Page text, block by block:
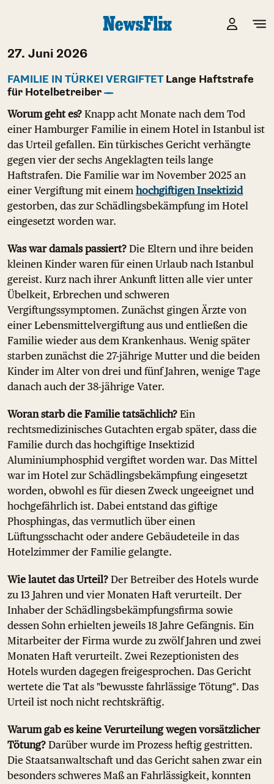
27. Juni 2026
FAMILIE IN TÜRKEI VERGIFTETLange Haftstrafe
für Hotelbetreiber
Worum geht es? Knapp acht Monate nach dem Tod
einer Hamburger Familie in einem Hotel in Istanbul ist
das Urteil gefallen. Ein türkisches Gericht verhängte
gegen vier der sechs Angeklagten teils lange
Haftstrafen. Die Familie war im November 2025 an
einer Vergiftung mit einem hochgiftigen Insektizid
gestorben, das zur Schädlingsbekämpfung im Hotel
eingesetzt worden war.
Was war damals passiert? Die Eltern und ihre beiden
kleinen Kinder waren für einen Urlaub nach Istanbul
gereist. Kurz nach ihrer Ankunft litten alle vier unter
Übelkeit, Erbrechen und schweren
Vergiftungssymptomen. Zunächst gingen Ärzte von
einer Lebensmittelvergiftung aus und entließen die
Familie wieder aus dem Krankenhaus. Wenig später
starben zunächst die 27-jährige Mutter und die beiden
Kinder im Alter von drei und fünf Jahren, wenige Tage
danach auch der 38-jährige Vater.
Woran starb die Familie tatsächlich? Ein
rechtsmedizinisches Gutachten ergab später, dass die
Familie durch das hochgiftige Insektizid
Aluminiumphosphid vergiftet worden war. Das Mittel
war im Hotel zur Schädlingsbekämpfung eingesetzt
worden, obwohl es für diesen Zweck ungeeignet und
hochgefährlich ist. Dabei entstand das giftige
Phosphingas, das vermutlich über einen
Lüftungsschacht oder andere Gebäudeteile in das
Hotelzimmer der Familie gelangte.
Wie lautet das Urteil? Der Betreiber des Hotels wurde
zu 13 Jahren und vier Monaten Haft verurteilt. Der
Inhaber der Schädlingsbekämpfungsfirma sowie
dessen Sohn erhielten jeweils 18 Jahre Gefängnis. Ein
Mitarbeiter der Firma wurde zu zwölf Jahren und zwei
Monaten Haft verurteilt. Zwei Rezeptionisten des
Hotels wurden dagegen freigesprochen. Das Gericht
wertete die Tat als "bewusste fahrlässige Tötung". Das
Urteil ist noch nicht rechtskräftig.
Warum gab es keine Verurteilung wegen vorsätzlicher
Tötung? Darüber wurde im Prozess heftig gestritten.
Die Staatsanwaltschaft und das Gericht sahen zwar ein
besonders schweres Maß an Fahrlässigkeit, konnten